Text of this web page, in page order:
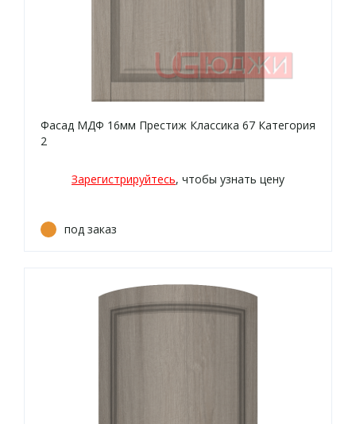
Фасад МДФ 16мм Престиж Классика 67 Категория
2
Зарегистрируйтесь, чтобы узнать цену
под заказ